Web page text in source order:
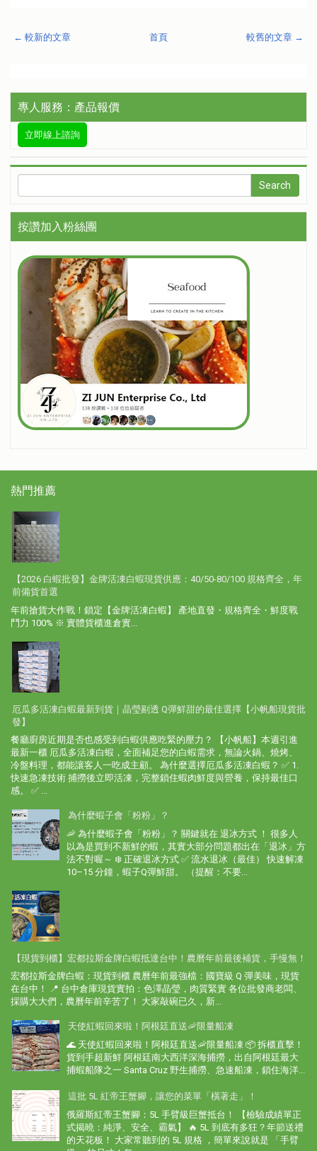
← 較新的文章 較舊的文章 →
首頁
專人服務：產品報價
立即線上諮詢
按讚加入粉絲團
熱門推薦
【2026 白蝦批發】金牌活凍白蝦現貨供應：40/50-80/100 規格齊全，年
前備貨首選
年前搶貨大作戰！鎖定【金牌活凍白蝦】 產地直發・規格齊全・鮮度戰
鬥力 100% ※ 實體貨櫃進倉實...
厄瓜多活凍白蝦最新到貨｜晶瑩剔透 Q彈鮮甜的最佳選擇【小帆船現貨批
發】
餐廳廚房近期是否也感受到白蝦供應吃緊的壓力？ 【小帆船】本週引進
最新一櫃 厄瓜多活凍白蝦，全面補足您的白蝦需求，無論火鍋、燒烤、
冷盤料理，都能讓客人一吃成主顧。 為什麼選擇厄瓜多活凍白蝦？ ✅ 1.
快速急凍技術 捕撈後立即活凍，完整鎖住蝦肉鮮度與營養，保持最佳口
感。 ✅ ...
為什麼蝦子會「粉粉」？
🦐 為什麼蝦子會「粉粉」？ 關鍵就在 退冰方式 ！ 很多人
以為是買到不新鮮的蝦，其實大部分問題都出在「退冰」方
法不對喔～ ❄️ 正確退冰方式 ✅ 流水退冰（最佳） 快速解凍
10–15 分鐘，蝦子Q彈鮮甜。 （提醒：不要...
【現貨到櫃】宏都拉斯金牌白蝦抵達台中！農曆年前最後補貨，手慢無！
宏都拉斯金牌白蝦：現貨到櫃 農曆年前最強檔：國寶級 Q 彈美味，現貨
在台中！ 📍 台中倉庫現貨實拍：色澤晶瑩，肉質緊實 各位批發商老闆、
採購大大們，農曆年前辛苦了！ 大家敲碗已久，新...
天使紅蝦回來啦！阿根廷直送🦐限量船凍
🌊 天使紅蝦回來啦！阿根廷直送🦐限量船凍 📦 拆櫃直擊！
貨到手超新鮮 阿根廷南大西洋深海捕撈，出自阿根廷最大
捕蝦船隊之一 Santa Cruz 野生捕撈、急速船凍，鎖住海洋...
這批 5L 紅帝王蟹腳，讓您的菜單「橫著走」！
俄羅斯紅帝王蟹腳：5L 手臂級巨蟹抵台！ 【檢驗成績單正
式揭曉：純淨、安全、霸氣】 🔥 5L 到底有多狂？年節送禮
的天花板！ 大家常聽到的 5L 規格 ，簡單來說就是 「手臂